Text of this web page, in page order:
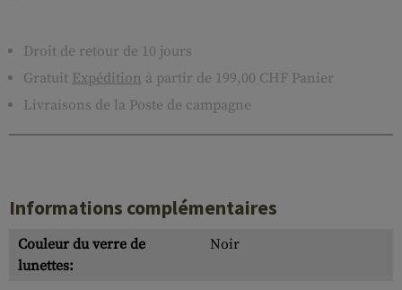
Droit de retour de 10 jours
Gratuit Expédition à partir de 199,00 CHF Panier
Livraisons de la Poste de campagne
Informations complémentaires
Couleur du verre de
lunettes:
Noir